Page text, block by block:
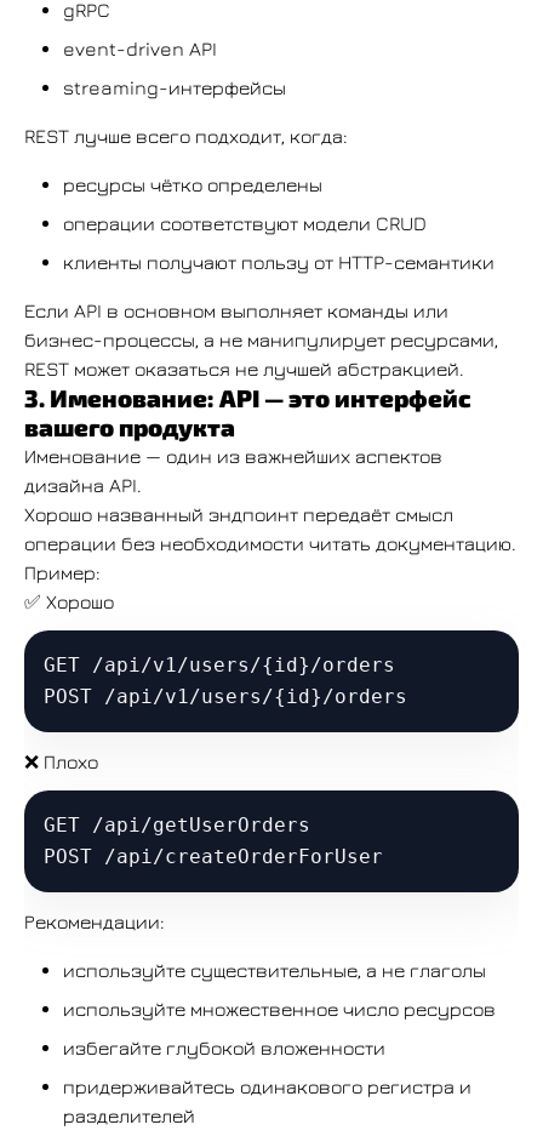
gRPC
event-driven API
streaming-интерфейсы
REST лучше всего подходит, когда:
ресурсы чётко определены
операции соответствуют модели CRUD
клиенты получают пользу от HTTP-семантики
Если API в основном выполняет команды или
бизнес-процессы, а не манипулирует ресурсами,
REST может оказаться не лучшей абстракцией.
3. Именование: API — это интерфейс
вашего продукта
Именование — один из важнейших аспектов
дизайна API.
Хорошо названный эндпоинт передаёт смысл
операции без необходимости читать документацию.
Пример:
✅ Хорошо
GET /api/v1/users/{id}/orders
❌ Плохо
GET /api/getUserOrders
Рекомендации:
используйте существительные, а не глаголы
используйте множественное число ресурсов
избегайте глубокой вложенности
придерживайтесь одинакового регистра и
разделителей